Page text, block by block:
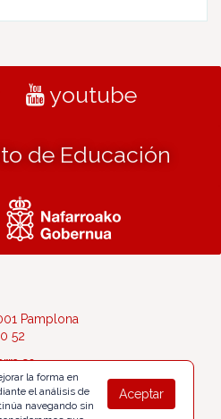
youtube
de Educación
Pamplona
52
Aceptar
la forma en
el análisis de
navegando sin